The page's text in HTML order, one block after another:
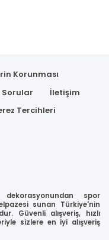
Korunması
Sorular
İletişim
Tercihleri
spor
sunan Türkiye'nin
Güvenli alışveriş, hızlı
sizlere en iyi alışveriş